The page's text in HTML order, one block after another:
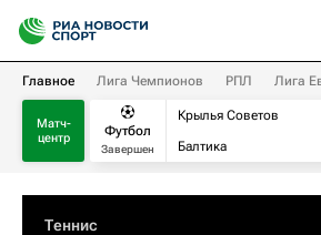
Главное Лига Чемпионов РПЛ Лига
Матч-
центр
Футбол
Завершен
Крылья Советов
Балтика
Теннис